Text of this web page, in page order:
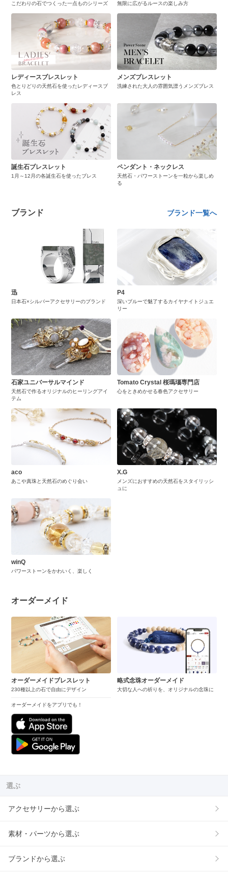
こだわりの石でつくった一点ものシリーズ 無限に広がるルースの楽しみ方
レディースブレスレット
色とりどりの天然石を使ったレディースブ
レス
メンズブレスレット
洗練された大人の雰囲気漂うメンズブレス
誕生石ブレスレット
1月～12月の各誕生石を使ったブレス
ペンダント・ネックレス
天然石・パワーストーンを一粒から楽しめ
る
ブランド ブランド一覧へ
迅
日本石×シルバーアクセサリーのブランド
P4
深いブルーで魅了するカイヤナイトジュエ
リー
石家ユニバーサルマインド
天然石で作るオリジナルのヒーリングアイ
テム
Tomato Crystal 桜瑪瑙専門店
心をときめかせる春色アクセサリー
aco
あこや真珠と天然石のめぐり会い
X.G
メンズにおすすめの天然石をスタイリッシ
ュに
winQ
パワーストーンをかわいく、楽しく
オーダーメイド
オーダーメイドブレスレット
230種以上の石で自由にデザイン
オーダーメイドをアプリでも！
略式念珠オーダーメイド
大切な人への祈りを、オリジナルの念珠に
選ぶ
アクセサリーから選ぶ
素材・パーツから選ぶ
ブランドから選ぶ